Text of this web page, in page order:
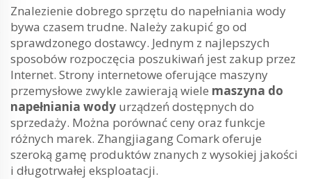
Znalezienie dobrego sprzętu do napełniania wody
bywa czasem trudne. Należy zakupić go od
sprawdzonego dostawcy. Jednym z najlepszych
sposobów rozpoczęcia poszukiwań jest zakup przez
Internet. Strony internetowe oferujące maszyny
przemysłowe zwykle zawierają wiele maszyna do
napełniania wody urządzeń dostępnych do
sprzedaży. Można porównać ceny oraz funkcje
różnych marek. Zhangjiagang Comark oferuje
szeroką gamę produktów znanych z wysokiej jakości
i długotrwałej eksploatacji.